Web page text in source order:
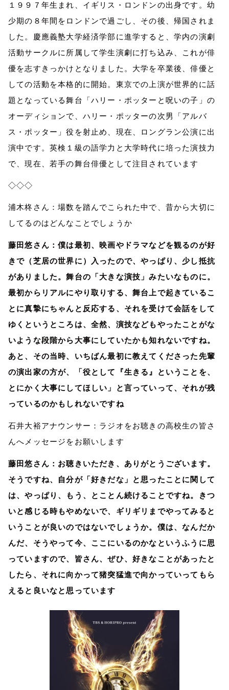
１９９７年生まれ、イギリス・ロンドンの出身です。幼
少期の８年間をロンドンで過ごし、その後、帰国されま
した。慶應義塾大学経済学部に進学すると、学内の演劇
活動サークルに所属して学生演劇に打ち込み、これが俳
優を志すきっかけとなりました。大学を卒業後、俳優と
しての活動を本格的に開始。東京での上演が世界的に話
題となっている舞台「ハリー・ポッターと呪いの子」の
オーディションで、ハリー・ポッターの次男「アルバ
ス・ポッター」役を射止め、現在、ロングラン公演に出
演中です。英検１級の語学力と大学時代に培った演技力
で、現在、若手の舞台俳優として注目されています
◇◇◇
浦木柊さん：場数を踏んでこられた中で、昔から大切に
してるのはどんなことでしょうか
藤田悠さん：僕は最初、映画やドラマなどを観るのが好
きで（芝居の世界に）入ったので、やっぱり、少し抵抗
がありました。舞台の「大きな演技」みたいなものに。
最初からリアルにやり取りする、舞台上で起きているこ
とに真摯にちゃんと反応する、それを受けて会話をして
ゆくというところは、全然、演技などもやったことがな
いような段階から大事にしていたかも知れないですね。
あと、その当時、いちばん最初に教えてくださった先輩
の演出家の方が、「役として『生きる』ということを、
とにかく大事にしてほしい」と言っていって、それが残
っているのかもしれないですね
石井大裕アナウンサー：ラジオをお聴きの高校生の皆さ
んへメッセージをお願いします
藤田悠さん：お聴きいただき、ありがとうございます。
そうですね、自分が「好きだな」と思ったことに関して
は、やっぱり、もう、とことん続けることですね。きつ
いと感じる時もやめないで、ギリギリまでやってみると
いうことが良いのではないでしょうか。僕は、なんだか
んだ、そうやって今、ここにいるのかなというふうに思
っていますので、皆さん、ぜひ、好きなことがあったと
したら、それに向かって猪突猛進で向かっていってもら
えると良いなと思っています